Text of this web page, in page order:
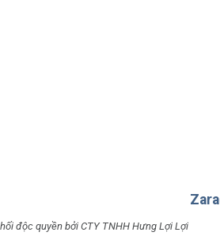
độc quyền bởi CTY TNHH Hưng Lợi Lợi